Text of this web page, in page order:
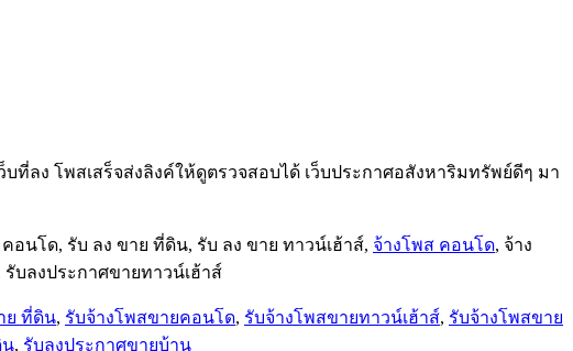
ลง โพสเสร็จส่งลิงค์ให้ดูตรวจสอบได้ เว็บประกาศอสังหาริมทรัพย์ดีๆ มา
อนโด, รับ ลง ขาย ที่ดิน, รับ ลง ขาย ทาวน์เฮ้าส์, จ้างโพส คอนโด, จ้าง
บลงประกาศขายทาวน์เฮ้าส์
ย ที่ดิน, รับจ้างโพสขายคอนโด, รับจ้างโพสขายทาวน์เฮ้าส์, รับจ้างโพสขาย
น, รับลงประกาศขายบ้าน